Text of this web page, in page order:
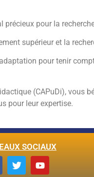
précieux pour la
supérieur et la
pour tenir
(CAPuDi), vous
pour leur expertise.
SOCIAUX